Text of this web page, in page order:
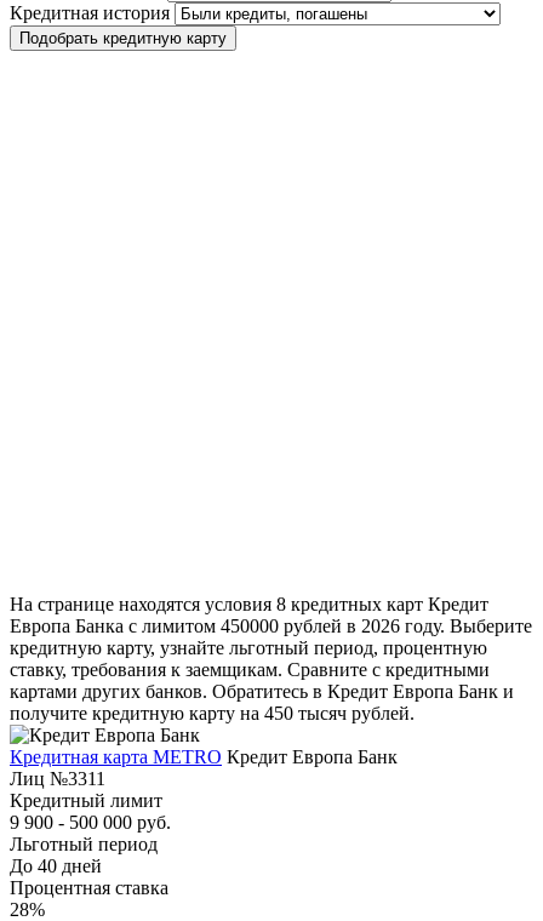
Кредитная история
Подобрать кредитную карту
На странице находятся условия 8 кредитных карт Кредит
Европа Банка с лимитом 450000 рублей в 2026 году. Выберите
кредитную карту, узнайте льготный период, процентную
ставку, требования к заемщикам. Сравните с кредитными
картами других банков. Обратитесь в Кредит Европа Банк и
получите кредитную карту на 450 тысяч рублей.
Кредитная карта METRO Кредит Европа Банк
Лиц №3311
Кредитный лимит
9 900 - 500 000 руб.
Льготный период
До 40 дней
Процентная ставка
28%